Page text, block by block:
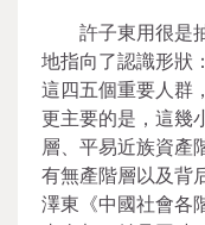
許子東用很是
地指向了認識形狀
這四五個重要人群
更主要的是，這幾
層、平易近族資產
有無產階層以及背
澤東《中國社會各